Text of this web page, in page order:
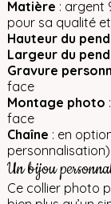
Matière : argent
pour sa qualité
Hauteur du
Largeur du
Gravure
face
Montage photo
face
Chaîne : en
personnalisation)
Un bijou
Ce collier photo